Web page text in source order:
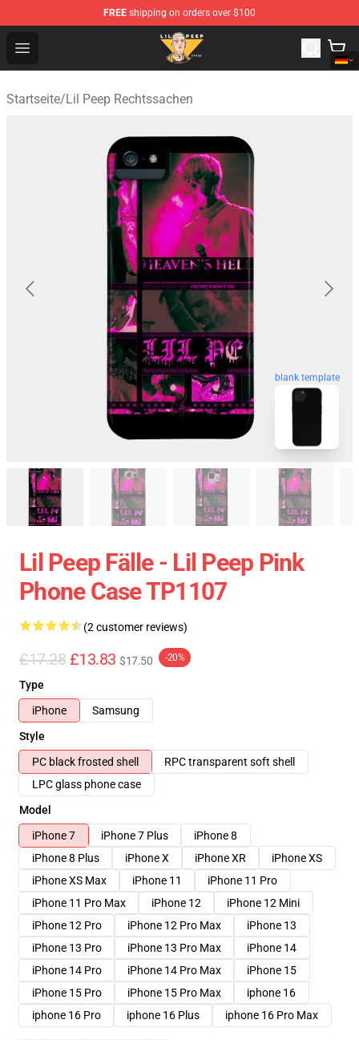
FREE shipping on orders over $100
Open menu
Lil Peep Store - Official Lil Peep Merchandise Shop
Startseite/Lil Peep Rechtssachen
blank template
Lil Peep Fälle - Lil Peep Pink
Phone Case TP1107
(2 customer reviews)
£17.28 £13.83 $17.50 -20%
Type
iPhone
Samsung
Style
PC black frosted shell
RPC transparent soft shell
LPC glass phone case
Model
iPhone 7
iPhone 7 Plus
iPhone 8
iPhone 8 Plus
iPhone X iPhone XR
iPhone XS
iPhone XS Max
iPhone 11
iPhone 11 Pro
iPhone 11 Pro Max
iPhone 12
iPhone 12 Mini
iPhone 12 Pro
iPhone 12 Pro Max
iPhone 13
iPhone 13 Pro
iPhone 13 Pro Max
iPhone 14
iPhone 14 Pro
iPhone 14 Pro Max
iPhone 15
iPhone 15 Pro
iPhone 15 Pro Max
iphone 16
iphone 16 Pro
iphone 16 Plus iphone 16 Pro Max